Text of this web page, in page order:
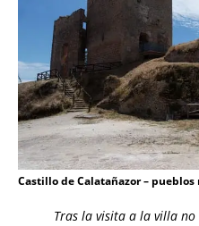
Castillo de Calatañazor –
Tras la visita a la villa